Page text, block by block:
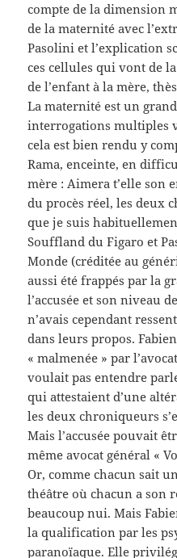
compte de la dimension
de la maternité avec
Pasolini et l’explication
ces cellules qui vont de
de l’enfant à la mère,
La maternité est un
interrogations multiples
cela est bien rendu y
Rama, enceinte, en
mère : Aimera t’elle son
du procès réel, les deux
que je suis
Souffland du Figaro et
Monde (créditée au
aussi été frappés par la
l’accusée et son niveau
n’avais cependant
dans leurs propos.
« malmenée » par
voulait pas entendre
qui attestaient d’une
les deux chroniqueurs
Mais l’accusée pouvait
même avocat général «
Or, comme chacun sait
théâtre où chacun a son
beaucoup nui. Mais
la qualification par les
paranoïaque. Elle